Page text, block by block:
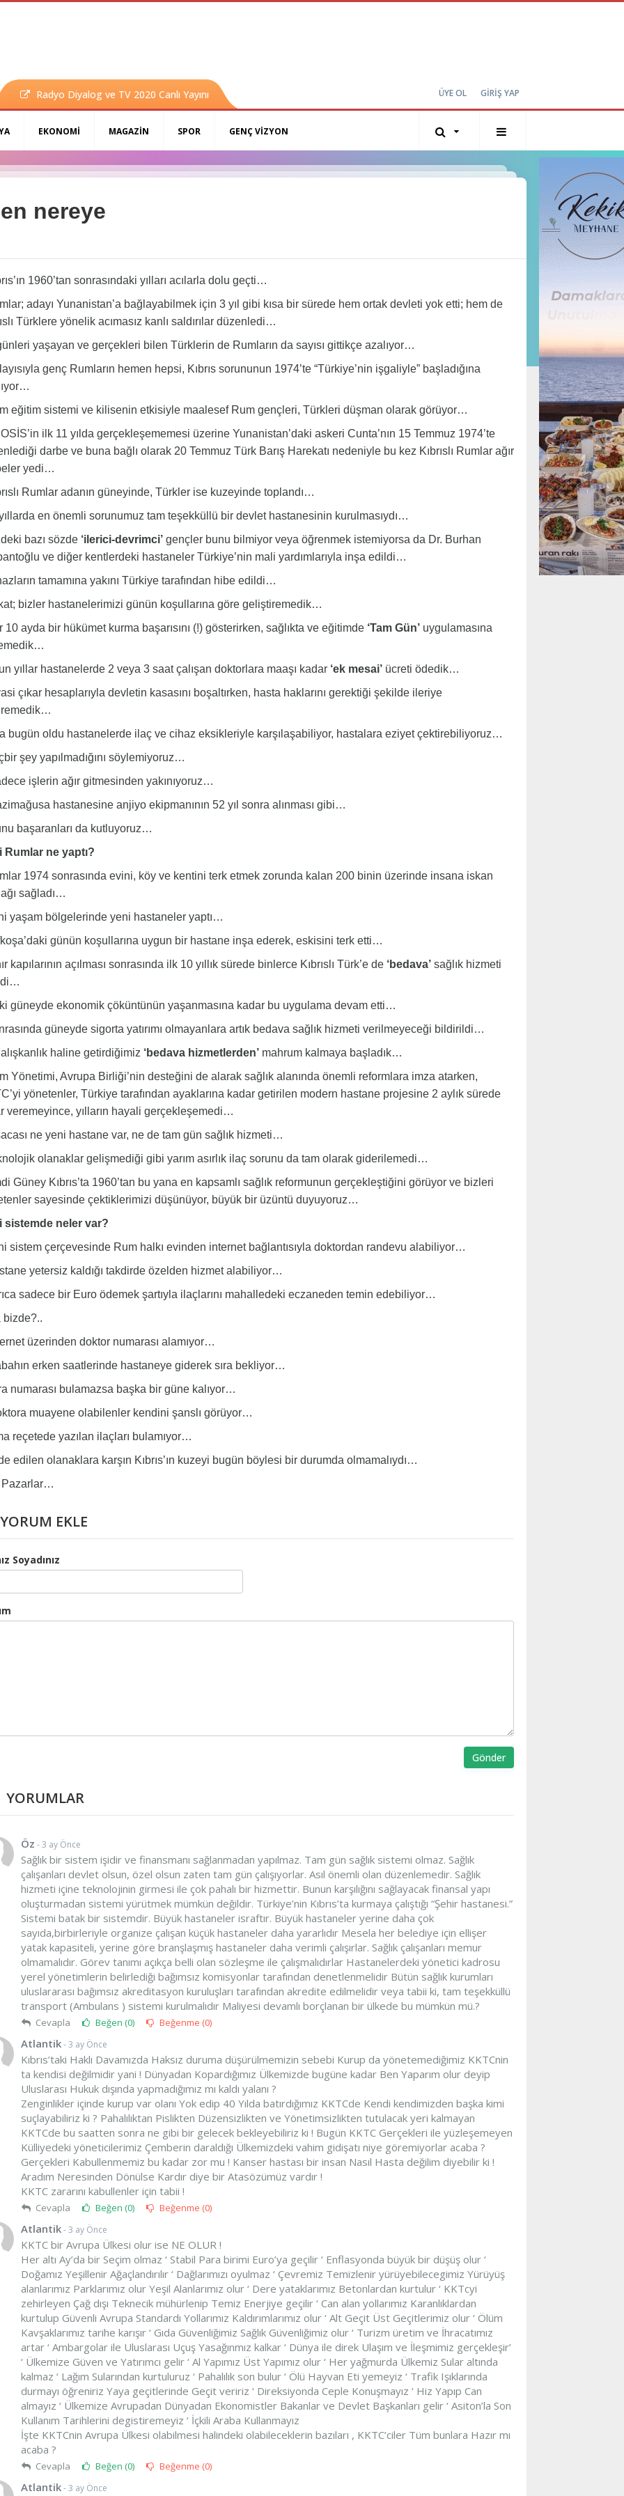
Radyo Diyalog ve TV 2020 Canlı Yayını ÜYE OL GİRİŞ YAP
EKONOMİ MAGAZİN SPOR GENÇ VİZYON
nereye
1960’tan sonrasındaki yılları acılarla dolu geçti…
adayı Yunanistan’a bağlayabilmek için 3 yıl gibi kısa bir sürede hem ortak devleti yok etti; hem de
Türklere yönelik acımasız kanlı saldırılar düzenledi…
yaşayan ve gerçekleri bilen Türklerin de Rumların da sayısı gittikçe azalıyor…
genç Rumların hemen hepsi, Kıbrıs sorununun 1974’te “Türkiye’nin işgaliyle” başladığına
eğitim sistemi ve kilisenin etkisiyle maalesef Rum gençleri, Türkleri düşman olarak görüyor…
ilk 11 yılda gerçekleşememesi üzerine Yunanistan’daki askeri Cunta’nın 15 Temmuz 1974’te
darbe ve buna bağlı olarak 20 Temmuz Türk Barış Harekatı nedeniyle bu kez Kıbrıslı Rumlar ağır
yedi…
Rumlar adanın güneyinde, Türkler ise kuzeyinde toplandı…
en önemli sorunumuz tam teşekküllü bir devlet hastanesinin kurulmasıydı…
bazı sözde ‘ilerici-devrimci’gençler bunu bilmiyor veya öğrenmek istemiyorsa da Dr. Burhan
ve diğer kentlerdeki hastaneler Türkiye’nin mali yardımlarıyla inşa edildi…
tamamına yakını Türkiye tarafından hibe edildi…
bizler hastanelerimizi günün koşullarına göre geliştiremedik…
ayda bir hükümet kurma başarısını (!) gösterirken, sağlıkta ve eğitimde ‘Tam Gün’uygulamasına
yıllar hastanelerde 2 veya 3 saat çalışan doktorlara maaşı kadar ‘ek mesai’ücreti ödedik…
çıkar hesaplarıyla devletin kasasını boşaltırken, hasta haklarını gerektiği şekilde ileriye
bugün oldu hastanelerde ilaç ve cihaz eksikleriyle karşılaşabiliyor, hastalara eziyet çektirebiliyoruz…
şey yapılmadığını söylemiyoruz…
işlerin ağır gitmesinden yakınıyoruz…
hastanesine anjiyo ekipmanının 52 yıl sonra alınması gibi…
başaranları da kutluyoruz…
Rumlar ne yaptı?
1974 sonrasında evini, köy ve kentini terk etmek zorunda kalan 200 binin üzerinde insana iskan
sağladı…
yaşam bölgelerinde yeni hastaneler yaptı…
günün koşullarına uygun bir hastane inşa ederek, eskisini terk etti…
kapılarının açılması sonrasında ilk 10 yıllık sürede binlerce Kıbrıslı Türk’e de ‘bedava’sağlık hizmeti
güneyde ekonomik çöküntünün yaşanmasına kadar bu uygulama devam etti…
güneyde sigorta yatırımı olmayanlara artık bedava sağlık hizmeti verilmeyeceği bildirildi…
haline getirdiğimiz ‘bedava hizmetlerden’mahrum kalmaya başladık…
Yönetimi, Avrupa Birliği’nin desteğini de alarak sağlık alanında önemli reformlara imza atarken,
yönetenler, Türkiye tarafından ayaklarına kadar getirilen modern hastane projesine 2 aylık sürede
veremeyince, yılların hayali gerçekleşemedi…
ne yeni hastane var, ne de tam gün sağlık hizmeti…
olanaklar gelişmediği gibi yarım asırlık ilaç sorunu da tam olarak giderilemedi…
Güney Kıbrıs’ta 1960’tan bu yana en kapsamlı sağlık reformunun gerçekleştiğini görüyor ve bizleri
sayesinde çektiklerimizi düşünüyor, büyük bir üzüntü duyuyoruz…
sistemde neler var?
sistem çerçevesinde Rum halkı evinden internet bağlantısıyla doktordan randevu alabiliyor…
yetersiz kaldığı takdirde özelden hizmet alabiliyor…
sadece bir Euro ödemek şartıyla ilaçlarını mahalledeki eczaneden temin edebiliyor…
üzerinden doktor numarası alamıyor…
erken saatlerinde hastaneye giderek sıra bekliyor…
numarası bulamazsa başka bir güne kalıyor…
muayene olabilenler kendini şanslı görüyor…
reçetede yazılan ilaçları bulamıyor…
edilen olanaklara karşın Kıbrıs’ın kuzeyi bugün böylesi bir durumda olmamalıydı…
YORUM EKLE
Soyadınız
Gönder
YORUMLAR
Öz - 3 ay Önce
Sağlık bir sistem işidir ve finansmanı sağlanmadan yapılmaz. Tam gün sağlık sistemi olmaz. Sağlık
çalışanları devlet olsun, özel olsun zaten tam gün çalışıyorlar. Asıl önemli olan düzenlemedir. Sağlık
hizmeti içine teknolojinin girmesi ile çok pahalı bir hizmettir. Bunun karşılığını sağlayacak finansal yapı
oluşturmadan sistemi yürütmek mümkün değildir. Türkiye’nin Kıbrıs’ta kurmaya çalıştığı “Şehir hastanesi.”
Sistemi batak bir sistemdir. Büyük hastaneler israftır. Büyük hastaneler yerine daha çok
sayıda,birbirleriyle organize çalışan küçük hastaneler daha yararlıdır Mesela her belediye için ellişer
yatak kapasiteli, yerine göre branşlaşmış hastaneler daha verimli çalışırlar. Sağlık çalışanları memur
olmamalıdır. Görev tanımı açıkça belli olan sözleşme ile çalışmalıdırlar Hastanelerdeki yönetici kadrosu
yerel yönetimlerin belirlediği bağımsız komisyonlar tarafından denetlenmelidir Bütün sağlık kurumları
uluslararası bağımsız akreditasyon kuruluşları tarafından akredite edilmelidir veya tabii ki, tam teşekküllü
transport (Ambulans ) sistemi kurulmalıdır Maliyesi devamlı borçlanan bir ülkede bu mümkün mü.?
Cevapla Beğen (0) Beğenme (0)
Atlantik- 3 ay Önce
Kıbrıs’taki Haklı Davamızda Haksız duruma düşürülmemizin sebebi Kurup da yönetemediğimiz KKTCnin
ta kendisi değilmidir yani ! Dünyadan Kopardığımız Ülkemizde bugüne kadar Ben Yaparım olur deyip
Uluslarası Hukuk dışında yapmadığımız mı kaldı yalanı ?
Zenginlikler içinde kurup var olanı Yok edip 40 Yılda batırdığımız KKTCde Kendi kendimizden başka kimi
suçlayabiliriz ki ? Pahalılıktan Pislikten Düzensizlikten ve Yönetimsizlikten tutulacak yeri kalmayan
KKTCde bu saatten sonra ne gibi bir gelecek bekleyebiliriz ki ! Bugün KKTC Gerçekleri ile yüzleşemeyen
Külliyedeki yöneticilerimiz Çemberin daraldığı Ülkemizdeki vahim gidişatı niye göremiyorlar acaba ?
Gerçekleri Kabullenmemiz bu kadar zor mu ! Kanser hastası bir insan Nasıl Hasta değilim diyebilir ki !
Aradım Neresinden Dönülse Kardır diye bir Atasözümüz vardır !
KKTC zararını kabullenler için tabii !
Cevapla Beğen (0) Beğenme (0)
Atlantik- 3 ay Önce
KKTC bir Avrupa Ülkesi olur ise NE OLUR !
Her altı Ay’da bir Seçim olmaz ‘ Stabil Para birimi Euro’ya geçilir ‘ Enflasyonda büyük bir düşüş olur ‘
Doğamız Yeşillenir Ağaçlandırılır ‘ Dağlarımızı oyulmaz ‘ Çevremiz Temizlenir yürüyebilecegimiz Yürüyüş
alanlarımız Parklarımız olur Yeşil Alanlarımız olur ‘ Dere yataklarımız Betonlardan kurtulur ‘ KKTcyi
zehirleyen Çağ dışı Teknecik mühürlenip Temiz Enerjiye geçilir ‘ Can alan yollarımız Karanlıklardan
kurtulup Güvenli Avrupa Standardı Yollarımız Kaldırımlarımız olur ‘ Alt Geçit Üst Geçitlerimiz olur ‘ Ölüm
Kavşaklarımız tarihe karışır ‘ Gıda Güvenliğimiz Sağlık Güvenliğimiz olur ‘ Turizm üretim ve İhracatımız
artar ‘ Ambargolar ile Uluslarası Uçuş Yasağınmız kalkar ‘ Dünya ile direk Ulaşım ve İleşmimiz gerçekleşir’
‘ Ülkemize Güven ve Yatırımcı gelir ‘ Al Yapımız Üst Yapımız olur ‘ Her yağmurda Ülkemiz Sular altında
kalmaz ‘ Lağım Sularından kurtuluruz ‘ Pahalılık son bulur ‘ Ölü Hayvan Eti yemeyiz ‘ Trafik Işıklarında
durmayı öğreniriz Yaya geçitlerinde Geçit veririz ‘ Direksiyonda Ceple Konuşmayız ‘ Hiz Yapıp Can
almayız ‘ Ülkemize Avrupadan Dünyadan Ekonomistler Bakanlar ve Devlet Başkanları gelir ‘ Asiton’la Son
Kullanım Tarihlerini degistiremeyiz ‘ İçkili Araba Kullanmayız
İşte KKTCnin Avrupa Ülkesi olabilmesi halindeki olabileceklerin bazıları , KKTC’ciler Tüm bunlara Hazır mı
acaba ?
Cevapla Beğen (0) Beğenme (0)
Atlantik- 3 ay Önce